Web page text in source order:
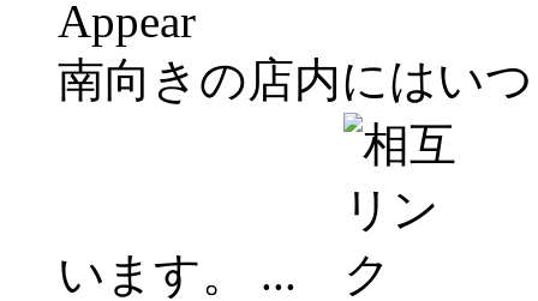
南向きの店内にはい
います。 ...